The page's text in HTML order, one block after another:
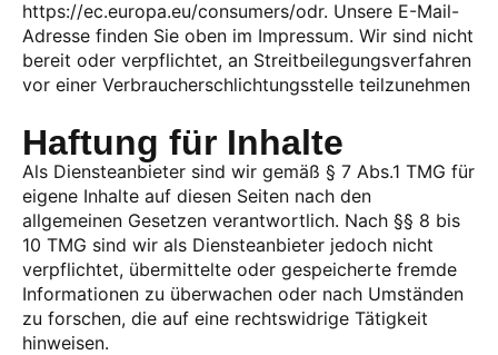
https://ec.europa.eu/consumers/odr. Unsere E-Mail-
Adresse finden Sie oben im Impressum. Wir sind nicht
bereit oder verpflichtet, an Streitbeilegungsverfahren
vor einer Verbraucherschlichtungsstelle teilzunehmen
Haftung für Inhalte
Als Diensteanbieter sind wir gemäß § 7 Abs.1 TMG für
eigene Inhalte auf diesen Seiten nach den
allgemeinen Gesetzen verantwortlich. Nach §§ 8 bis
10 TMG sind wir als Diensteanbieter jedoch nicht
verpflichtet, übermittelte oder gespeicherte fremde
Informationen zu überwachen oder nach Umständen
zu forschen, die auf eine rechtswidrige Tätigkeit
hinweisen.